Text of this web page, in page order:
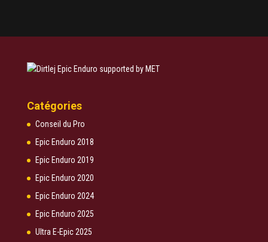
Catégories
Conseil du Pro
Epic Enduro 2018
Epic Enduro 2019
Epic Enduro 2020
Epic Enduro 2024
Epic Enduro 2025
Ultra E-Epic 2025